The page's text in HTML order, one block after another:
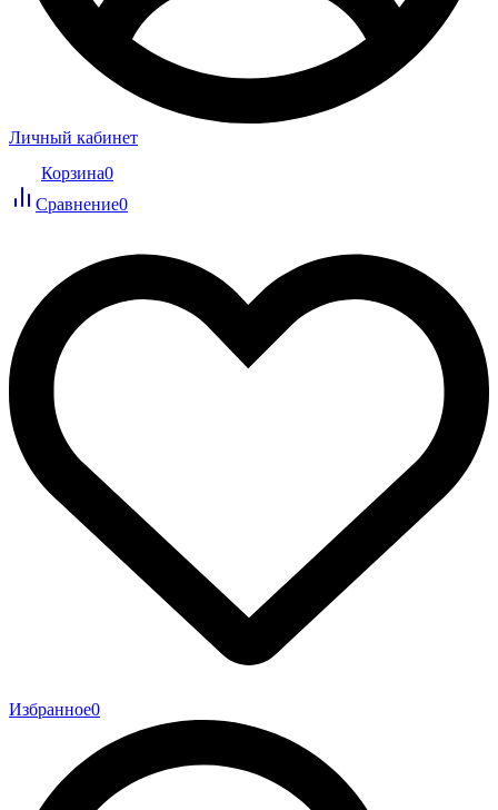
Личный кабинет
Корзина0
Сравнение0
Избранное0